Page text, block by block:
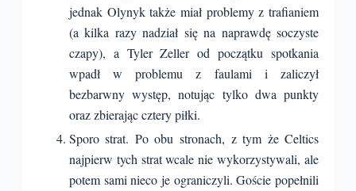
jednak Olynyk także miał problemy z trafianiem
(a kilka razy nadział się na naprawdę soczyste
czapy), a Tyler Zeller od początku spotkania
wpadł w problemu z faulami i zaliczył
bezbarwny występ, notując tylko dwa punkty
oraz zbierając cztery piłki.
Sporo strat. Po obu stronach, z tym że Celtics
najpierw tych strat wcale nie wykorzystywali, ale
potem sami nieco je ograniczyli. Goście popełnili